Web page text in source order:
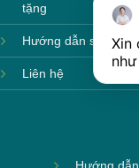
tặng
Hướng dẫn sử dụng
Liên hệ
Hướng
Xin